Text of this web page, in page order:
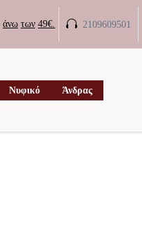
άνω των 49€. 
 2109609501
Νυφικό Άνδρας